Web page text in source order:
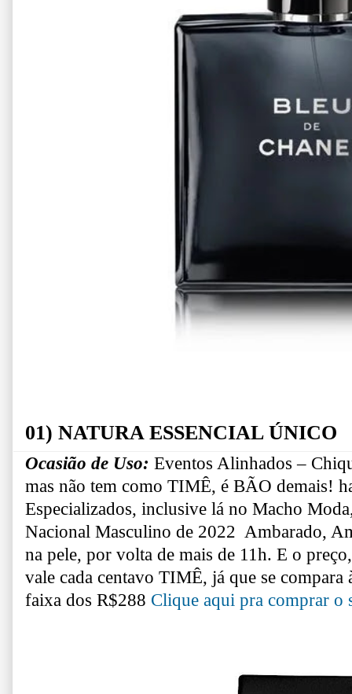
01) NATURA ESSENCIAL ÚNICO
Ocasião de Uso: Eventos Alinhados –
mas não tem como TIMÊ, é BÃO demais!
Especializados, inclusive lá no Macho
Nacional Masculino de 2022 Ambarado,
na pele, por volta de mais de 11h. E o
vale cada centavo TIMÊ, já que se
faixa dos R$288 Clique aqui pra comprar o